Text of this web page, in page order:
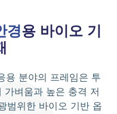
경용 바이오 기
용 분야의 프레임은 투
가벼움과 높은 충격 저
범위한 바이오 기반 옵